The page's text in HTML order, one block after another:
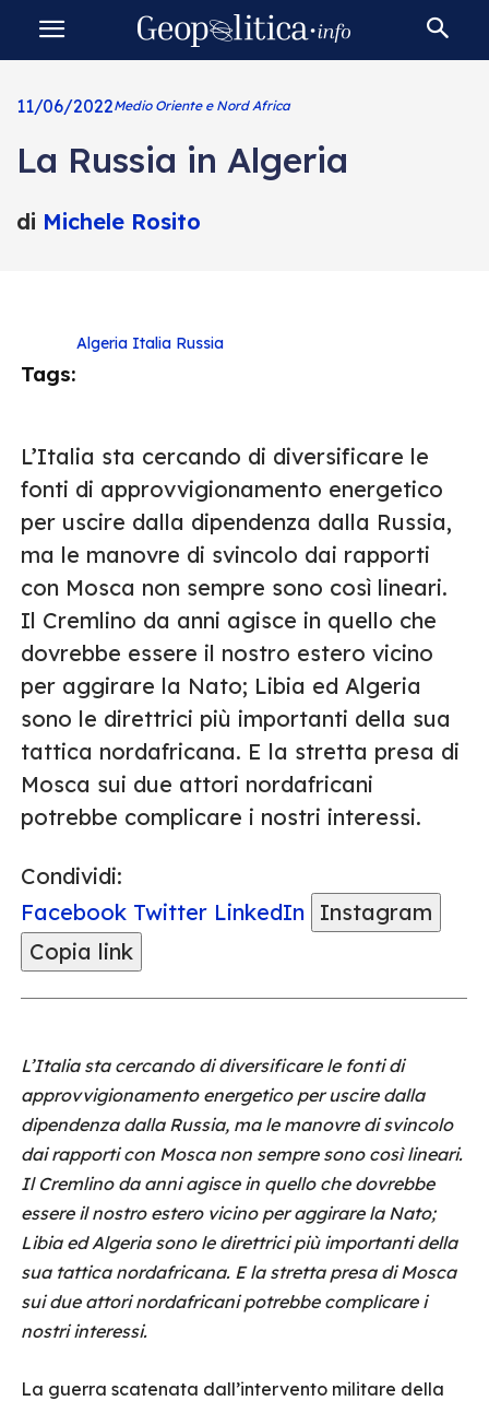
11/06/2022Medio Oriente e Nord Africa
La Russia in Algeria
di Michele Rosito
Tags:
Algeria Italia Russia
L’Italia sta cercando di diversificare le
fonti di approvvigionamento energetico
per uscire dalla dipendenza dalla Russia,
ma le manovre di svincolo dai rapporti
con Mosca non sempre sono così lineari.
Il Cremlino da anni agisce in quello che
dovrebbe essere il nostro estero vicino
per aggirare la Nato; Libia ed Algeria
sono le direttrici più importanti della sua
tattica nordafricana. E la stretta presa di
Mosca sui due attori nordafricani
potrebbe complicare i nostri interessi.
Condividi:
Facebook Twitter LinkedIn
Instagram
Copia link
L’Italia sta cercando di diversificare le fonti di
approvvigionamento energetico per uscire dalla
dipendenza dalla Russia, ma le manovre di svincolo
dai rapporti con Mosca non sempre sono così lineari.
Il Cremlino da anni agisce in quello che dovrebbe
essere il nostro estero vicino per aggirare la Nato;
Libia ed Algeria sono le direttrici più importanti della
sua tattica nordafricana. E la stretta presa di Mosca
sui due attori nordafricani potrebbe complicare i
nostri interessi.
La guerra scatenata dall’intervento militare della